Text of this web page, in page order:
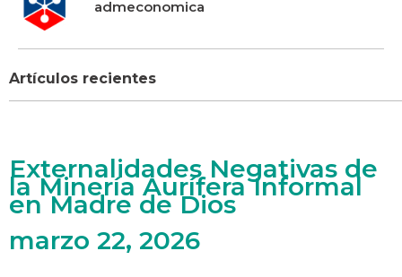
admeconomica
Artículos recientes
Externalidades Negativas de
la Minería Aurífera Informal
en Madre de Dios
marzo 22, 2026